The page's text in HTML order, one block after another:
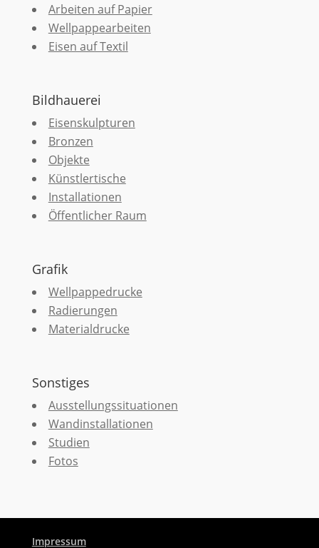
Arbeiten auf Papier
Wellpappearbeiten
Eisen auf Textil
Bildhauerei
Eisenskulpturen
Bronzen
Objekte
Künstlertische
Installationen
Öffentlicher Raum
Grafik
Wellpappedrucke
Radierungen
Materialdrucke
Sonstiges
Ausstellungssituationen
Wandinstallationen
Studien
Fotos
Impressum